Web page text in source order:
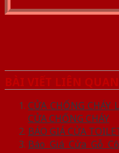
BÀI VIẾT LIÊN QUAN
CỬA CHỐNG CHÁY
CỬA CHỐNG CHÁY
BÁO GIÁ CỬA
Báo Giá Cửa Gỗ